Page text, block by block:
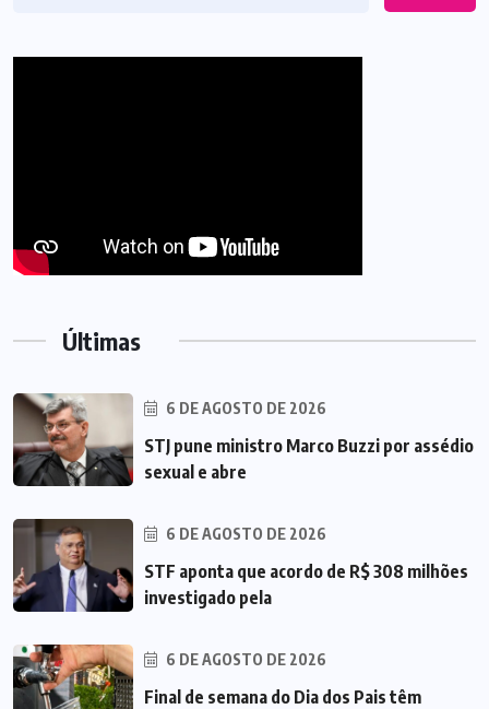
Últimas
6 DE AGOSTO DE 2026
STJ pune ministro Marco Buzzi por assédio
sexual e abre
6 DE AGOSTO DE 2026
STF aponta que acordo de R$ 308 milhões
investigado pela
6 DE AGOSTO DE 2026
Final de semana do Dia dos Pais têm